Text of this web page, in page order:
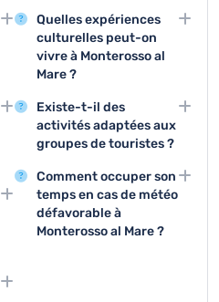
Les trois principales
attractions sont la plage
principale, le sentier des
Cinque Terre et le centre
ruelles médiévales et
ses restaurants
traditionnels.
Quelles expériences
culturelles peut-on
vivre à Monterosso al
Mare ?
Le village propose des
festivals de musique,
des expositions d'art
local, des dégustations
de vins et des
événements
traditionnels qui
permettent de découvrir
Existe-t-il des
activités adaptées aux
groupes de touristes ?
Des visites guidées, des
dégustations de vins
collectives, des
excursions en bateau et
Comment occuper son
temps en cas de météo
défavorable à
Monterosso al Mare ?